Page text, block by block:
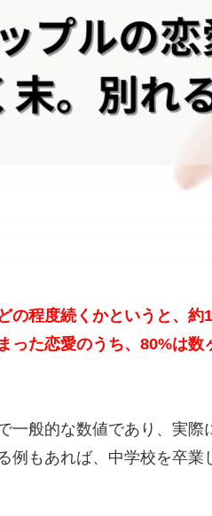
の程度続くかというと、
った恋愛のうち、80%は
一般的な数値であり、実
例もあれば、中学校を卒